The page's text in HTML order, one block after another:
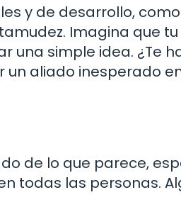
y de desarrollo,
Imagina que
una simple idea. ¿Te
un aliado inesperado
de lo que parece,
todas las personas.